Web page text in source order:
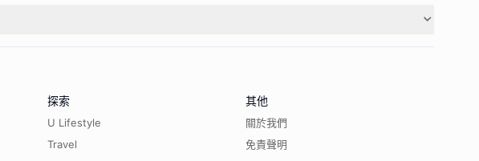
探索
U Lifestyle
Travel
其他
關於我們
免責聲明